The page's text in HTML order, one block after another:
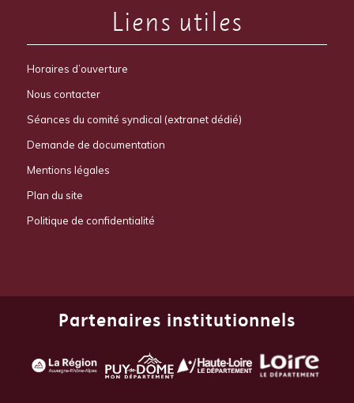
Liens utiles
Horaires d’ouverture
Nous contacter
Séances du comité syndical (extranet dédié)
Demande de documentation
Mentions légales
Plan du site
Politique de confidentialité
Partenaires institutionnels